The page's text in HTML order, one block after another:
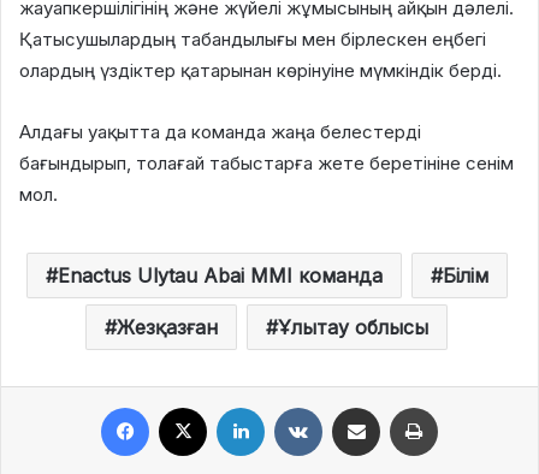
жауапкершілігінің және жүйелі жұмысының айқын дәлелі.
Қатысушылардың табандылығы мен бірлескен еңбегі
олардың үздіктер қатарынан көрінуіне мүмкіндік берді.
Алдағы уақытта да команда жаңа белестерді
бағындырып, толағай табыстарға жете беретініне сенім
мол.
Enactus Ulytau Abai MMI команда Білім
Жезқазған Ұлытау облысы